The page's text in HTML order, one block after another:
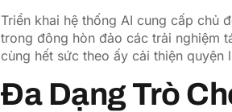
Triển khai hệ thống AI cung cấp chủ
trong đông hòn đảo các trải nghiệm
cùng hết sức theo ấy cải thiện quyện
Đa Dạng Trò